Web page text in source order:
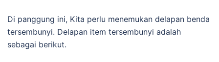
Di panggung ini, Kita perlu menemukan delapan benda
tersembunyi. Delapan item tersembunyi adalah
sebagai berikut.